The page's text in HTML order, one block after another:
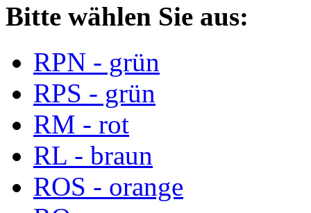
Bitte wählen Sie aus:
RPN - grün
RPS - grün
RM - rot
RL - braun
ROS - orange